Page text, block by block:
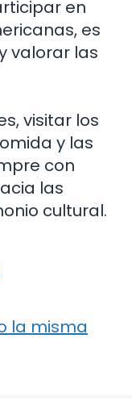
en
es
valorar las
visitar los
y las
con
las
cultural.
la misma